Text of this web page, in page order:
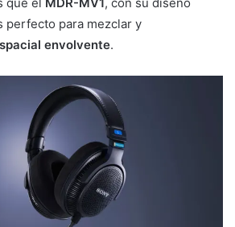
perfecto para mezclar y
envolvente.